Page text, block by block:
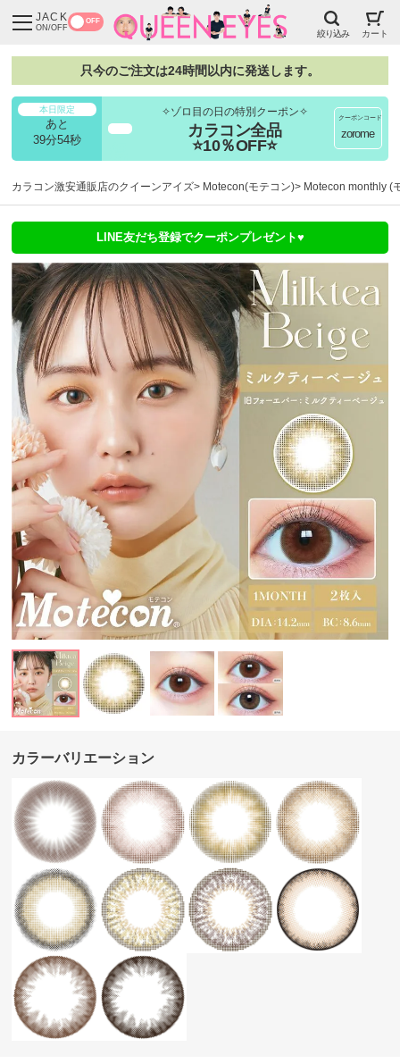
JACK
ON/OFF
OFF
絞り込み カート
只今のご注文は24時間以内に発送します。
本日限定
あと
39分53秒
✧ゾロ目の日の特別クーポン✧
カラコン全品
⭐10％OFF⭐
クーポンコード
zorome
カラコン激安通販店のクイーンアイズ Motecon(モテコン) Motecon monthly (
LINE友だち登録でクーポンプレゼント♥
カラーバリエーション